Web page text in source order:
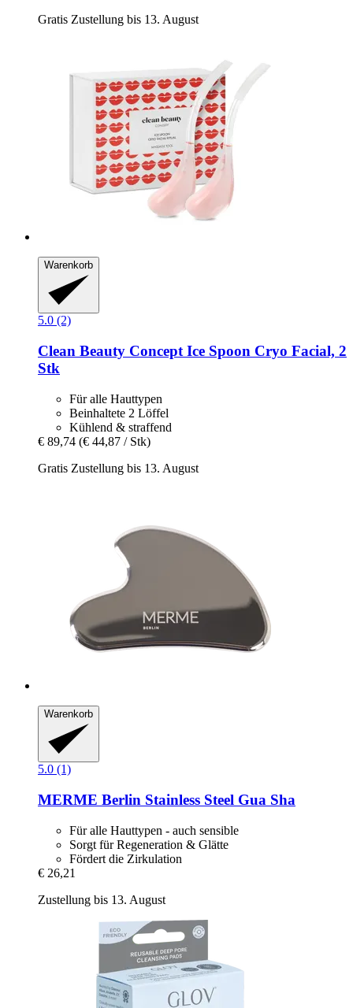
Gratis Zustellung bis 13. August
Warenkorb
5.0 (2)
Clean Beauty Concept Ice Spoon Cryo Facial, 2
Stk
Für alle Hauttypen
Beinhaltete 2 Löffel
Kühlend & straffend
€ 89,74 (€ 44,87 / Stk)
Gratis Zustellung bis 13. August
Warenkorb
5.0 (1)
MERME Berlin Stainless Steel Gua Sha
Für alle Hauttypen - auch sensible
Sorgt für Regeneration & Glätte
Fördert die Zirkulation
€ 26,21
Zustellung bis 13. August